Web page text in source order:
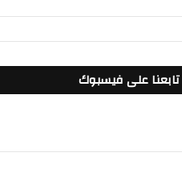
تابعنا على فيسبوك